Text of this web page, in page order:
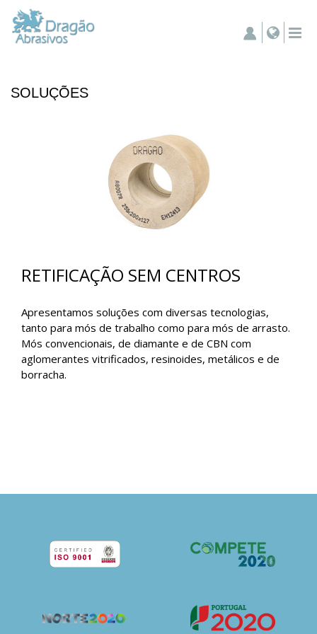
SOLUÇÕES
RETIFICAÇÃO SEM CENTROS
Apresentamos soluções com diversas tecnologias,
tanto para mós de trabalho como para mós de arrasto.
Mós convencionais, de diamante e de CBN com
aglomerantes vitrificados, resinoides, metálicos e de
borracha.